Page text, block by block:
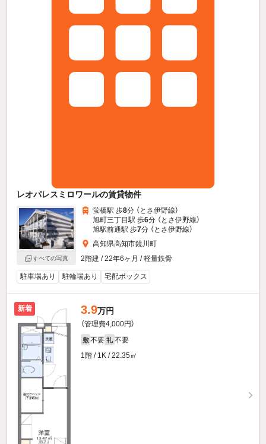
レオパレスミロワールの賃貸物件
すべての写真
蛍橋駅 歩8分 （とさ伊野線）
旭町三丁目駅 歩6分 （とさ伊野線）
旭駅前通駅 歩7分 （とさ伊野線）
高知県高知市鏡川町
2階建 / 22年6ヶ月 / 軽量鉄骨
駐車場あり 駐輪場あり 宅配ボックス
新着 3.9万円
（管理費4,000円）
敷 不要 礼 不要
1階 / 1K / 22.35㎡